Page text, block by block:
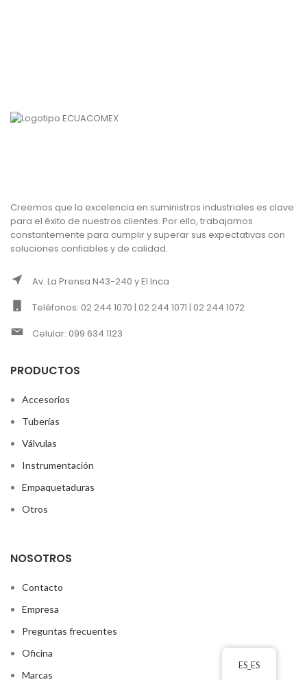
Creemos que la excelencia en suministros industriales es clave
para el éxito de nuestros clientes. Por ello, trabajamos
constantemente para cumplir y superar sus expectativas con
soluciones confiables y de calidad.
Av. La Prensa N43-240 y El Inca
Teléfonos: 02 244 1070 | 02 244 1071 | 02 244 1072
Celular: 099 634 1123
PRODUCTOS
Accesorios
Tuberías
Válvulas
Instrumentación
Empaquetaduras
Otros
NOSOTROS
Contacto
Empresa
Preguntas frecuentes
Oficina
Marcas
ES_ES